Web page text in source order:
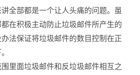
全部都是一个让人头痛的问题。虽
在积极主动防止垃圾邮件所产生的
法保证将垃圾邮件的数目控制在正
面垃圾邮件和反垃圾邮件相互之